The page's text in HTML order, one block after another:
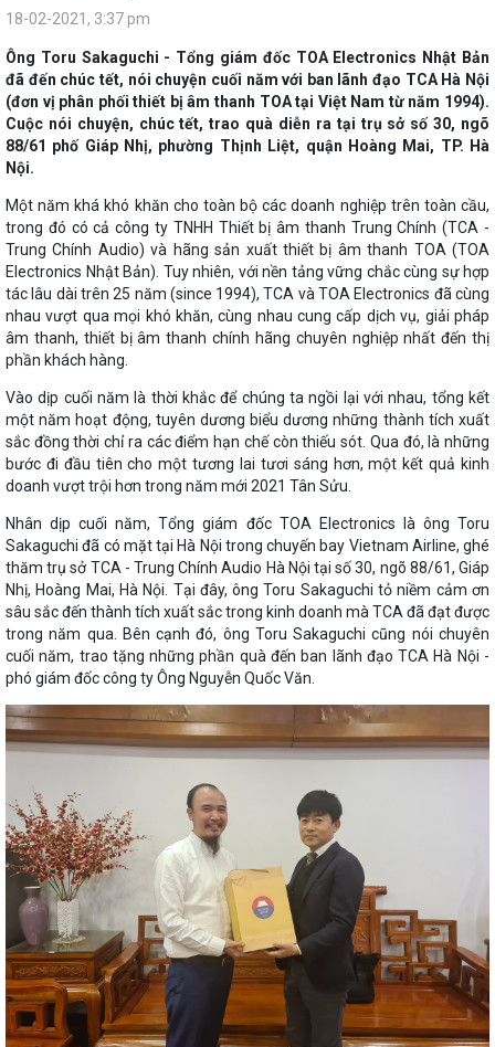
18-02-2021, 3:37 pm
Ông Toru Sakaguchi - Tổng giám đốc TOA Electronics Nhật Bản
đã đến chúc tết, nói chuyện cuối năm với ban lãnh đạo TCA Hà Nội
(đơn vị phân phối thiết bị âm thanh TOA tại Việt Nam từ năm 1994).
Cuộc nói chuyện, chúc tết, trao quà diễn ra tại trụ sở số 30, ngõ
88/61 phố Giáp Nhị, phường Thịnh Liệt, quận Hoàng Mai, TP. Hà
Nội.
Một năm khá khó khăn cho toàn bộ các doanh nghiệp trên toàn cầu,
trong đó có cả công ty TNHH Thiết bị âm thanh Trung Chính (TCA -
Trung Chính Audio) và hãng sản xuất thiết bị âm thanh TOA (TOA
Electronics Nhật Bản). Tuy nhiên, với nền tảng vững chắc cùng sự hợp
tác lâu dài trên 25 năm (since 1994), TCA và TOA Electronics đã cùng
nhau vượt qua mọi khó khăn, cùng nhau cung cấp dịch vụ, giải pháp
âm thanh, thiết bị âm thanh chính hãng chuyên nghiệp nhất đến thị
phần khách hàng.
Vào dịp cuối năm là thời khắc để chúng ta ngồi lại với nhau, tổng kết
một năm hoạt động, tuyên dương biểu dương những thành tích xuất
sắc đồng thời chỉ ra các điểm hạn chế còn thiếu sót. Qua đó, là những
bước đi đầu tiên cho một tương lai tươi sáng hơn, một kết quả kinh
doanh vượt trội hơn trong năm mới 2021 Tân Sửu.
Nhân dịp cuối năm, Tổng giám đốc TOA Electronics là ông Toru
Sakaguchi đã có mặt tại Hà Nội trong chuyến bay Vietnam Airline, ghé
thăm trụ sở TCA - Trung Chính Audio Hà Nội tại số 30, ngõ 88/61, Giáp
Nhị, Hoàng Mai, Hà Nội. Tại đây, ông Toru Sakaguchi tỏ niềm cảm ơn
sâu sắc đến thành tích xuất sắc trong kinh doanh mà TCA đã đạt được
trong năm qua. Bên cạnh đó, ông Toru Sakaguchi cũng nói chuyên
cuối năm, trao tặng những phần quà đến ban lãnh đạo TCA Hà Nội -
phó giám đốc công ty Ông Nguyễn Quốc Văn.